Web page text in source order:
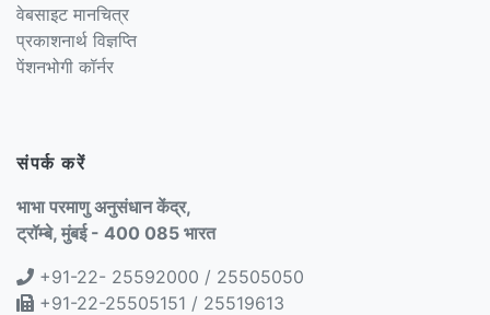
वेबसाइट मानचित्र
प्रकाशनार्थ विज्ञप्ति
पेंशनभोगी कॉर्नर
संपर्क करें
भाभा परमाणु अनुसंधान केंद्र,
ट्रॉम्बे, मुंबई - 400 085 भारत
+91-22- 25592000 / 25505050
+91-22-25505151 / 25519613